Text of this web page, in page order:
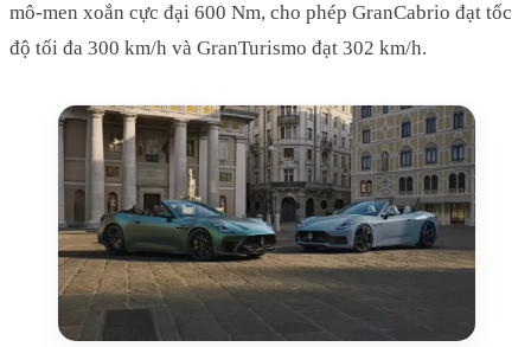
mô-men xoắn cực đại 600 Nm, cho phép GranCabrio đạt tốc
độ tối đa 300 km/h và GranTurismo đạt 302 km/h.